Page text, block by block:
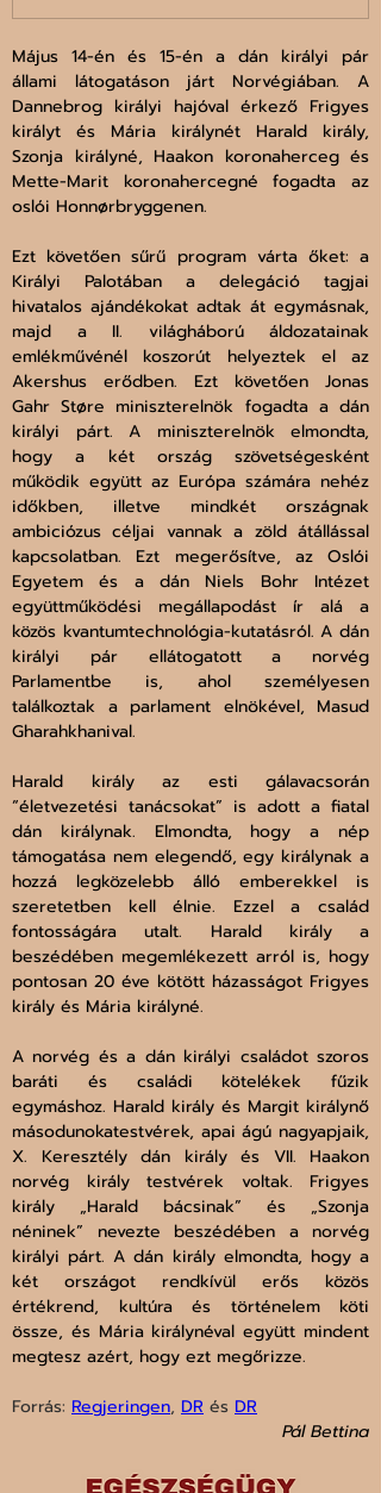
Május 14-én és 15-én a dán királyi pár
állami látogatáson járt Norvégiában. A
Dannebrog királyi hajóval érkező Frigyes
királyt és Mária királynét Harald király,
Szonja királyné, Haakon koronaherceg és
Mette-Marit koronahercegné fogadta az
oslói Honnørbryggenen.
Ezt követően sűrű program várta őket: a
Királyi Palotában a delegáció tagjai
hivatalos ajándékokat adtak át egymásnak,
majd a II. világháború áldozatainak
emlékművénél koszorút helyeztek el az
Akershus erődben. Ezt követően Jonas
Gahr Støre miniszterelnök fogadta a dán
királyi párt. A miniszterelnök elmondta,
hogy a két ország szövetségesként
működik együtt az Európa számára nehéz
időkben, illetve mindkét országnak
ambiciózus céljai vannak a zöld átállással
kapcsolatban. Ezt megerősítve, az Oslói
Egyetem és a dán Niels Bohr Intézet
együttműködési megállapodást ír alá a
közös kvantumtechnológia-kutatásról. A dán
királyi pár ellátogatott a norvég
Parlamentbe is, ahol személyesen
találkoztak a parlament elnökével, Masud
Gharahkhanival.
Harald király az esti gálavacsorán
“életvezetési tanácsokat” is adott a fiatal
dán királynak. Elmondta, hogy a nép
támogatása nem elegendő, egy királynak a
hozzá legközelebb álló emberekkel is
szeretetben kell élnie. Ezzel a család
fontosságára utalt. Harald király a
beszédében megemlékezett arról is, hogy
pontosan 20 éve kötött házasságot Frigyes
király és Mária királyné.
A norvég és a dán királyi családot szoros
baráti és családi kötelékek fűzik
egymáshoz. Harald király és Margit királynő
másodunokatestvérek, apai ágú nagyapjaik,
X. Keresztély dán király és VII. Haakon
norvég király testvérek voltak. Frigyes
király „Harald bácsinak” és „Szonja
néninek” nevezte beszédében a norvég
királyi párt. A dán király elmondta, hogy a
két országot rendkívül erős közös
értékrend, kultúra és történelem köti
össze, és Mária királynéval együtt mindent
megtesz azért, hogy ezt megőrizze.
Forrás: Regjeringen, DR és DR
Pál Bettina